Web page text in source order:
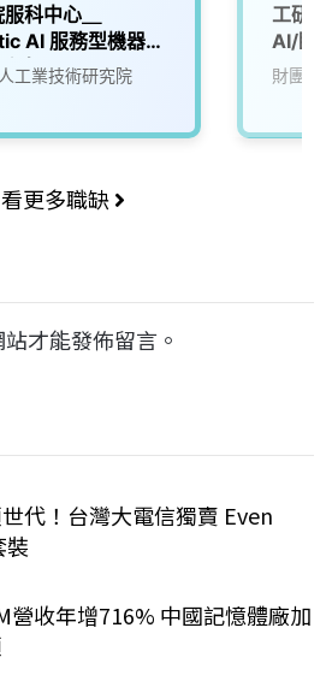
科中心＿
AI 服務型機器人
程師 （A000)
工業技術研究院
工研
AI/臨
財團法
看更多職缺
才能發佈留言。
代！台灣大電信獨賣 Even
裝
營收年增716% 中國記憶體廠加